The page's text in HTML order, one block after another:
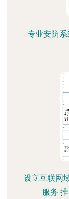
专业安防
设立互联网
服务